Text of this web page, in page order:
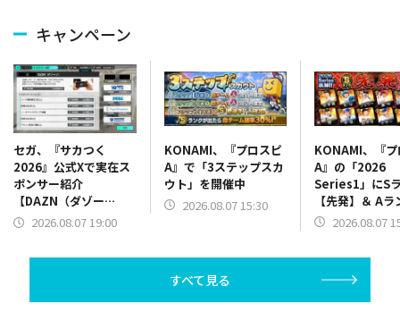
キャンペーン
セガ、『サカつく
2026』公式Xで実在ス
ポンサー紹介
【DAZN（ダゾー
ン）】篇をポスト
2026.08.07 19:00
KONAMI、『プロスピ
A』で「3ステップスカ
ウト」を開催中
2026.08.07 15:30
KONAMI、『
A』の「2026
Series1」にS
【先発】＆ Aラ
【野手】新登
塁手)、持丸泰
捕手)など
2026.08.07
すべて見る